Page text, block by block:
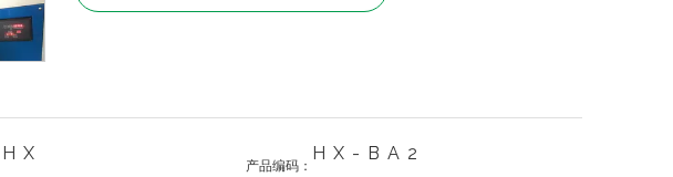
HX
产品编码：
HX-BA2